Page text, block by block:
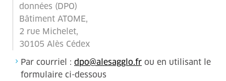
données (DPO)
Bâtiment ATOME,
2 rue Michelet,
30105 Alès Cédex
Par courriel : dpo@alesagglo.fr ou en utilisant le
formulaire ci-dessous